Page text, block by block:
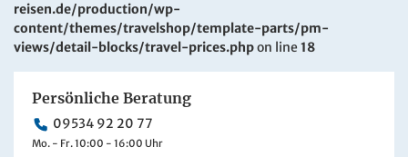
reisen.de/production/wp-
content/themes/travelshop/template-parts/pm-
views/detail-blocks/travel-prices.phpon line 18
Persönliche Beratung
09534 92 20 77
Mo. - Fr. 10:00 - 16:00 Uhr